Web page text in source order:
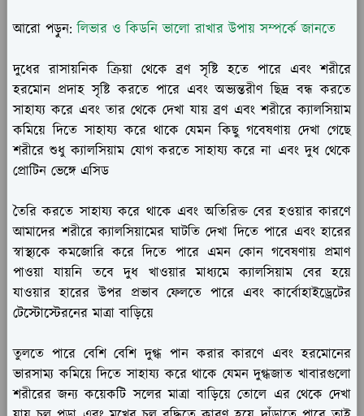
আরো পড়ুন:লিভার ও কিডনি ভালো রাখার উপায় সম্পর্কে জানতে
দুধের রাসায়নিক ক্রিয়া থেকে ব্রণ সৃষ্টি হতে পারে এবং শরীরে
হরমোন প্রদাহ সৃষ্টি করতে পারে এবং অভ্যন্তরীণ ছিদ্র বন্ধ করতে
সাহায্য করে এবং তার থেকে দেখা যায় ব্রণ এবং শরীরে ক্যালসিয়াম
কমিয়ে দিতে সাহায্য করে থাকে যেমন কিছু গবেষণায় দেখা গেছে
শরীরে শুধু ক্যালসিয়াম যোগ করতে সাহায্য করে না এবং দুধ থেকে
প্রোটিন ভেঙ্গে এসিড
তৈরি করতে সাহায্য করে থাকে এবং অতিরিক্ত বের হওয়ার কারণে
আমাদের শরীরে ক্যালসিয়ামের ঘাটতি দেখা দিতে পারে এবং হারের
স্বাস্থ্যকে কমজোরি করে দিতে পারে এমন কোন গবেষণায় প্রমাণ
পাওয়া যায়নি তবে দুধ খাওয়ার মাধ্যমে ক্যালসিয়াম বের হয়ে
যাওয়ার হারের উপর প্রভাব ফেলতে পারে এবং কার্বোহাইড্রেটের
টেস্টোস্টেরনের মাত্রা বাড়িয়ে
তুলতে পারে বেশি বেশি দুগ্ধ পান করার কারণে এবং হরমোনের
ভারসাম্য কমিয়ে দিতে সাহায্য করে থাকে যেমন দুগ্ধজাত খাবারগুলো
শরীরের জন্য কয়েকটি সলের মাত্রা বাড়িয়ে তোলে এর থেকে দেখা